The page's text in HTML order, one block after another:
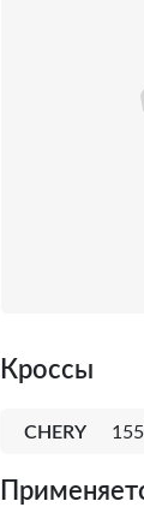
Кроссы
CHERY